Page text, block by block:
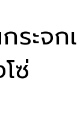
ะจ
ซ่